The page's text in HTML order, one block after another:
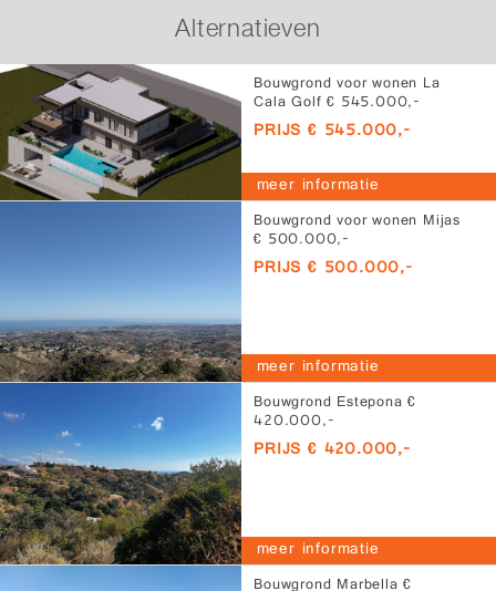
Alternatieven
Bouwgrond voor wonen La
Cala Golf € 545.000,-
PRIJS € 545.000,-
meer informatie
Bouwgrond voor wonen Mijas
€ 500.000,-
PRIJS € 500.000,-
meer informatie
Bouwgrond Estepona €
420.000,-
PRIJS € 420.000,-
meer informatie